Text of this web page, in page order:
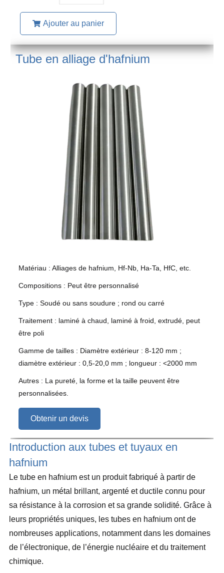
Ajouter au panier
Tube en alliage d'hafnium
Matériau : Alliages de hafnium, Hf-Nb, Ha-Ta, HfC, etc.
Compositions : Peut être personnalisé
Type : Soudé ou sans soudure ; rond ou carré
Traitement : laminé à chaud, laminé à froid, extrudé, peut
être poli
Gamme de tailles : Diamètre extérieur : 8-120 mm ;
diamètre extérieur : 0,5-20,0 mm ; longueur : <2000 mm
Autres : La pureté, la forme et la taille peuvent être
personnalisées.
Obtenir un devis
Introduction aux tubes et tuyaux en
hafnium
Le tube en hafnium est un produit fabriqué à partir de
hafnium, un métal brillant, argenté et ductile connu pour
sa résistance à la corrosion et sa grande solidité. Grâce à
leurs propriétés uniques, les tubes en hafnium ont de
nombreuses applications, notamment dans les domaines
de l’électronique, de l’énergie nucléaire et du traitement
chimique.